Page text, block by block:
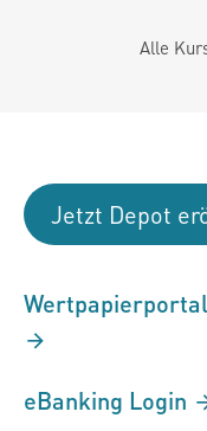
Alle
Jetzt Depot
eBanking Login